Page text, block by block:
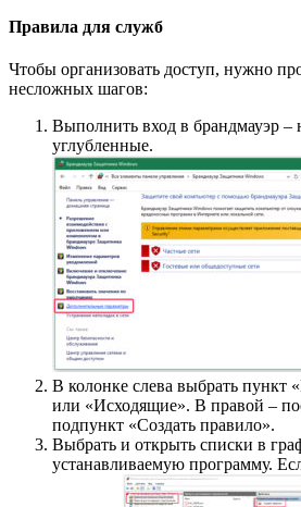
Правила для служб
Чтобы организовать доступ, нужно
несложных шагов:
Выполнить вход в брандмауэр –
углубленные.
В колонке слева выбрать пункт
или «Исходящие». В правой –
подпункт «Создать правило».
Выбрать и открыть списки в
устанавливаемую программу.